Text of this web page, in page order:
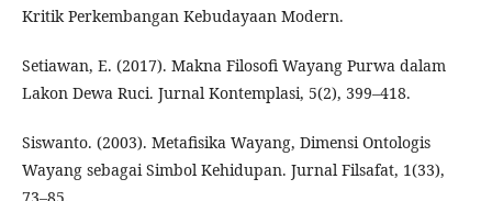
Kritik Perkembangan Kebudayaan Modern.
Setiawan, E. (2017). Makna Filosofi Wayang Purwa dalam
Lakon Dewa Ruci. Jurnal Kontemplasi, 5(2), 399–418.
Siswanto. (2003). Metafisika Wayang, Dimensi Ontologis
Wayang sebagai Simbol Kehidupan. Jurnal Filsafat, 1(33),